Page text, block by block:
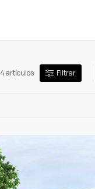
4 artículos